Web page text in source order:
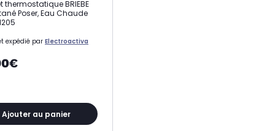
thermostatique BRIEBE
Poser, Eau Chaude
expédié par Electroactiva
Ajouter au panier